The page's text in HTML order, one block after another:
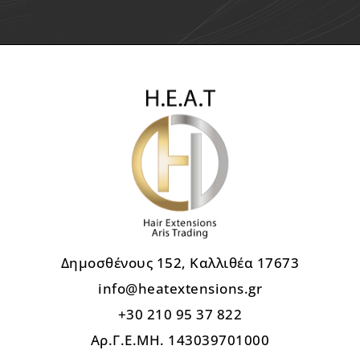
Δημοσθένους 152, Καλλιθέα 17673
info@heatextensions.gr
+30 210 95 37 822
Αρ.Γ.Ε.ΜΗ. 143039701000